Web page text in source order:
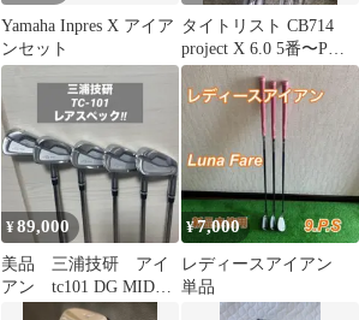
Yamaha Inpres X アイア
ンセット
タイトリスト CB714
project X 6.0 5番〜PW 6
本セット
¥89,000
美品 三浦技研 アイ
アン tc101 DG MID
115 レアスペック
¥7,000
レディースアイアン
単品